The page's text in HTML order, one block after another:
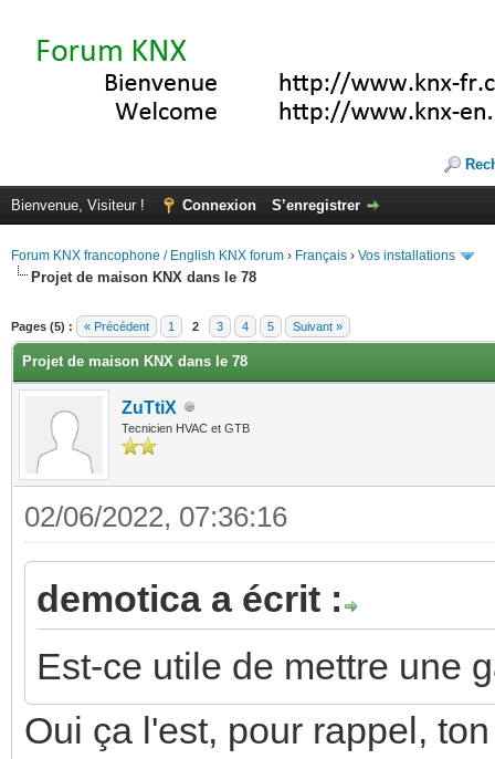
Bienvenue, Visiteur ! Connexion S’enregistrer
Forum KNX francophone / English KNX forum › Français › Vos installations
Projet de maison KNX dans le 78
Pages (5) : « Précédent 1 2 3 4 5 Suivant »
Projet de maison KNX dans le 78
ZuTtiX
Tecnicien HVAC et GTB
02/06/2022, 07:36:16
demotica a écrit :
Est-ce utile de mettre une
Oui ça l'est, pour rappel,